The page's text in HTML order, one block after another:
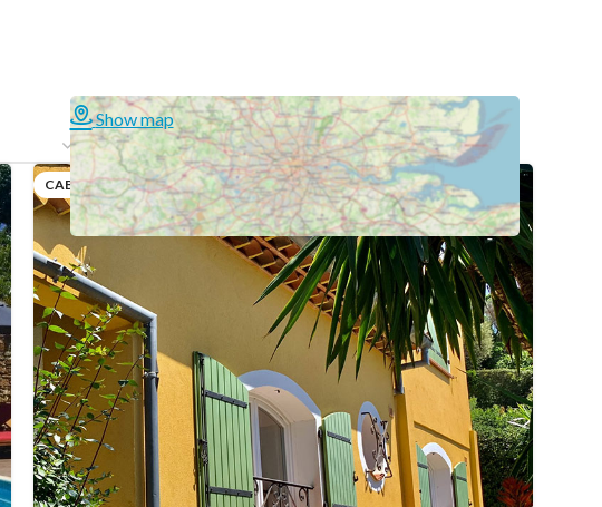
Show map
CABO VERDE